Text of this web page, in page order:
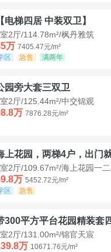
【电梯四居 中装双卫】
2厅/114.78m²/枫丹雅筑
万 7405.47元/m²
区
急售 满两年
园旁大套三双卫
2厅/125.44m²/中交锦观
万 7876.28元/m²
上花园，两梯4户，出门
2厅/109.67m²/海上花园一
万 5452.72元/m²
区
急售
300平方平台花园精装套
2厅/131.00m²/锦官天宸
万 10671.76元/m²